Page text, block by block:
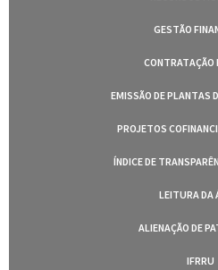
GESTÃO
CONTRATAÇÃO
EMISSÃO DE PLANTAS
PROJETOS
ÍNDICE DE
LEITURA DA
ALIENAÇÃO DE
IFRRU